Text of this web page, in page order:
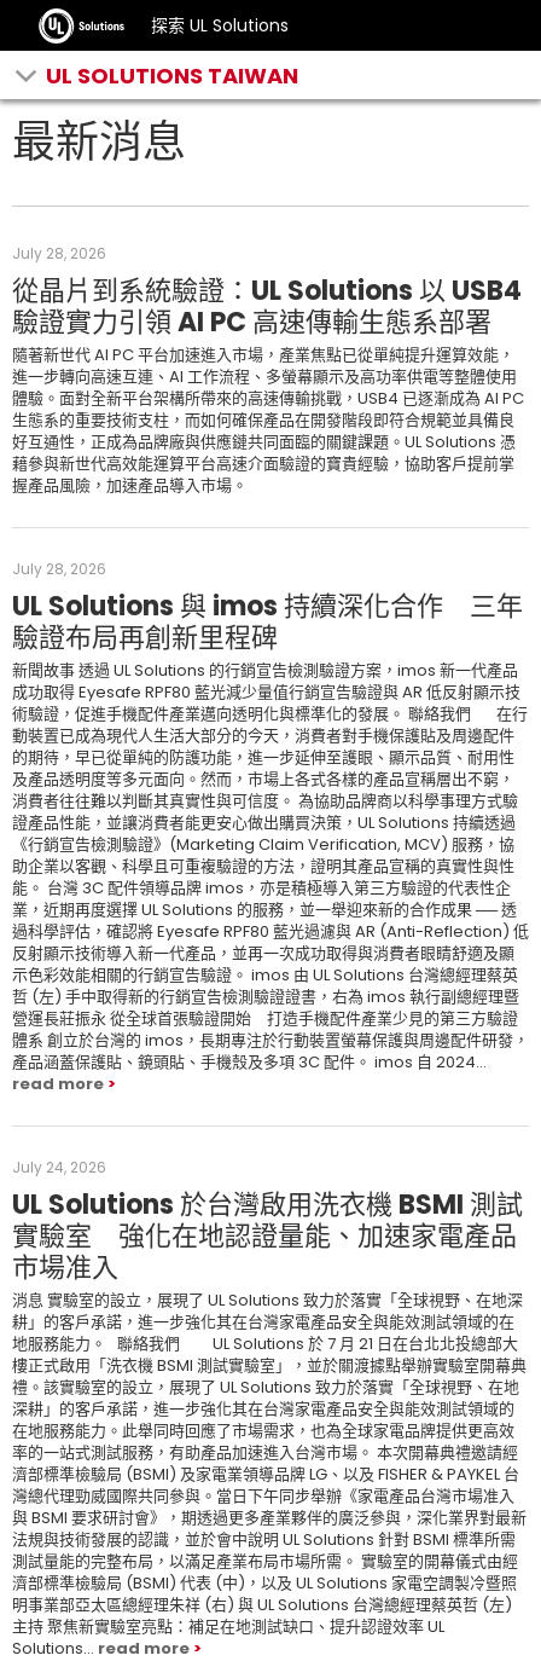
探索 UL Solutions
UL SOLUTIONS TAIWAN
最新消息
July 28, 2026
從晶片到系統驗證：UL Solutions 以 USB4
驗證實力引領 AI PC 高速傳輸生態系部署
隨著新世代 AI PC 平台加速進入市場，產業焦點已從單純提升運算效能，
進一步轉向高速互連、AI 工作流程、多螢幕顯示及高功率供電等整體使用
體驗。面對全新平台架構所帶來的高速傳輸挑戰，USB4 已逐漸成為 AI PC
生態系的重要技術支柱，而如何確保產品在開發階段即符合規範並具備良
好互通性，正成為品牌廠與供應鏈共同面臨的關鍵課題。UL Solutions 憑
藉參與新世代高效能運算平台高速介面驗證的寶貴經驗，協助客戶提前掌
握產品風險，加速產品導入市場。
July 28, 2026
UL Solutions 與 imos 持續深化合作 三年
驗證布局再創新里程碑
新聞故事 透過 UL Solutions 的行銷宣告檢測驗證方案，imos 新一代產品
成功取得 Eyesafe RPF80 藍光減少量值行銷宣告驗證與 AR 低反射顯示技
術驗證，促進手機配件產業邁向透明化與標準化的發展。 聯絡我們 在行
動裝置已成為現代人生活大部分的今天，消費者對手機保護貼及周邊配件
的期待，早已從單純的防護功能，進一步延伸至護眼、顯示品質、耐用性
及產品透明度等多元面向。然而，市場上各式各樣的產品宣稱層出不窮，
消費者往往難以判斷其真實性與可信度。 為協助品牌商以科學事理方式驗
證產品性能，並讓消費者能更安心做出購買決策，UL Solutions 持續透過
《行銷宣告檢測驗證》(Marketing Claim Verification, MCV) 服務，協
助企業以客觀、科學且可重複驗證的方法，證明其產品宣稱的真實性與性
能。 台灣 3C 配件領導品牌 imos，亦是積極導入第三方驗證的代表性企
業，近期再度選擇 UL Solutions 的服務，並一舉迎來新的合作成果 ── 透
過科學評估，確認將 Eyesafe RPF80 藍光過濾與 AR (Anti-Reflection) 低
反射顯示技術導入新一代產品，並再一次成功取得與消費者眼睛舒適及顯
示色彩效能相關的行銷宣告驗證。 imos 由 UL Solutions 台灣總經理蔡英
哲 (左) 手中取得新的行銷宣告檢測驗證證書，右為 imos 執行副總經理暨
營運長莊振永 從全球首張驗證開始 打造手機配件產業少見的第三方驗證
體系 創立於台灣的 imos，長期專注於行動裝置螢幕保護與周邊配件研發，
產品涵蓋保護貼、鏡頭貼、手機殼及多項 3C 配件。 imos 自 2024…
read more
July 24, 2026
UL Solutions 於台灣啟用洗衣機 BSMI 測試
實驗室 強化在地認證量能、加速家電產品
市場准入
消息 實驗室的設立，展現了 UL Solutions 致力於落實「全球視野、在地深
耕」的客戶承諾，進一步強化其在台灣家電產品安全與能效測試領域的在
地服務能力。 聯絡我們 UL Solutions 於 7 月 21 日在台北北投總部大
樓正式啟用「洗衣機 BSMI 測試實驗室」，並於關渡據點舉辦實驗室開幕典
禮。該實驗室的設立，展現了 UL Solutions 致力於落實「全球視野、在地
深耕」的客戶承諾，進一步強化其在台灣家電產品安全與能效測試領域的
在地服務能力。此舉同時回應了市場需求，也為全球家電品牌提供更高效
率的一站式測試服務，有助產品加速進入台灣市場。 本次開幕典禮邀請經
濟部標準檢驗局 (BSMI) 及家電業領導品牌 LG、以及 FISHER & PAYKEL 台
灣總代理勁威國際共同參與。當日下午同步舉辦《家電產品台灣市場准入
與 BSMI 要求研討會》，期透過更多產業夥伴的廣泛參與，深化業界對最新
法規與技術發展的認識，並於會中說明 UL Solutions 針對 BSMI 標準所需
測試量能的完整布局，以滿足產業布局市場所需。 實驗室的開幕儀式由經
濟部標準檢驗局 (BSMI) 代表 (中)，以及 UL Solutions 家電空調製冷暨照
明事業部亞太區總經理朱祥 (右) 與 UL Solutions 台灣總經理蔡英哲 (左)
主持 聚焦新實驗室亮點：補足在地測試缺口、提升認證效率 UL
Solutions… read more